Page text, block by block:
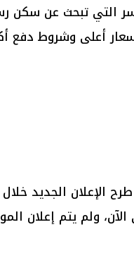
التي تبحث عن سكن
أعلى وشروط دفع
الإعلان الجديد
ولم يتم إعلان